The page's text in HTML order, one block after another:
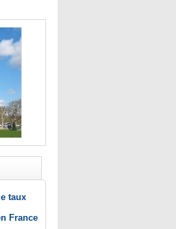
taux
France